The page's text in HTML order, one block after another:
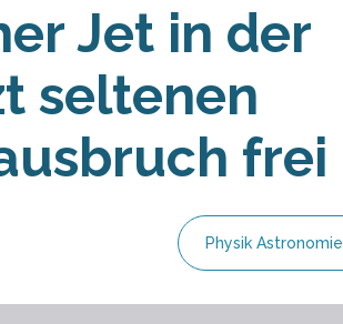
Jet in der
seltenen
frei
Physik Astronomie